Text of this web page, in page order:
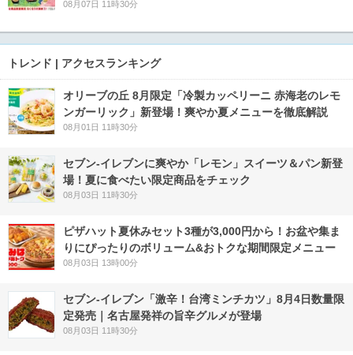
08月07日 11時30分
トレンド | アクセスランキング
オリーブの丘 8月限定「冷製カッペリーニ 赤海老のレモ
ンガーリック」新登場！爽やか夏メニューを徹底解説
08月01日 11時30分
セブン‐イレブンに爽やか「レモン」スイーツ＆パン新登
場！夏に食べたい限定商品をチェック
08月03日 11時30分
ピザハット夏休みセット3種が3,000円から！お盆や集ま
りにぴったりのボリューム&おトクな期間限定メニュー
08月03日 13時00分
セブン-イレブン「激辛！台湾ミンチカツ」8月4日数量限
定発売｜名古屋発祥の旨辛グルメが登場
08月03日 11時30分